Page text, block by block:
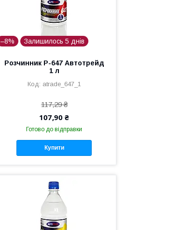
–8% Залишилось 5 днів
Розчинник Р-647 Автотрейд
1 л
atrade_647_1
117,29 ₴
107,90 ₴
Готово до відправки
Купити